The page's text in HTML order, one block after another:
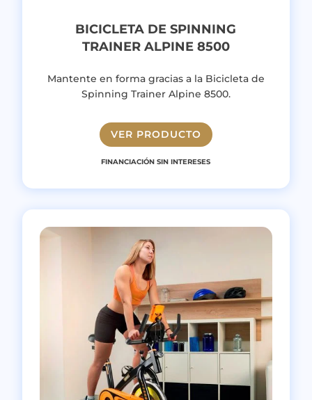
BICICLETA DE SPINNING
TRAINER ALPINE 8500
Mantente en forma gracias a laBicicleta de
Spinning Trainer Alpine 8500.
VER PRODUCTO
FINANCIACIÓN SIN INTERESES